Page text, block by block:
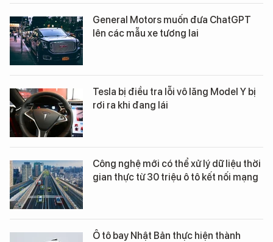
General Motors muốn đưa ChatGPT
lên các mẫu xe tương lai
Tesla bị điều tra lỗi vô lăng Model Y bị
rơi ra khi đang lái
Công nghệ mới có thể xử lý dữ liệu thời
gian thực từ 30 triệu ô tô kết nối mạng
Ô tô bay Nhật Bản thực hiện thành